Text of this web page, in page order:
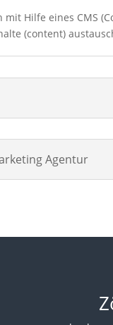
Hilfe eines CMS
(content)
Agentur